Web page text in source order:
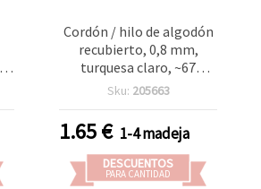
Cordón / hilo de algodón
recubierto, 0,8 mm,
turquesa claro, ~67
metros
Sku: 205663
1.65€ 1-4 madeja
DESCUENTOS
PARA CANTIDAD